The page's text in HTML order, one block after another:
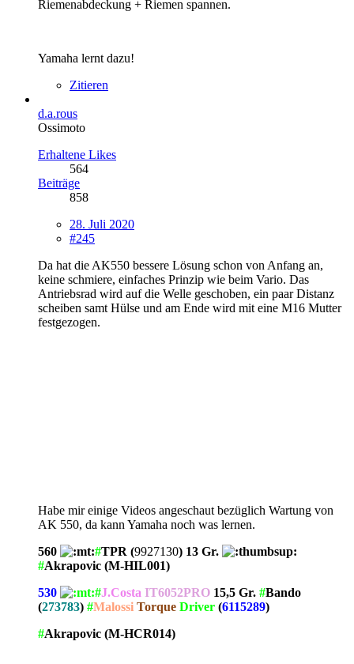
Riemenabdeckung + Riemen spannen.
Yamaha lernt dazu!
Zitieren
d.a.rous
Ossimoto
Erhaltene Likes
564
Beiträge
858
28. Juli 2020
#245
Da hat die AK550 bessere Lösung schon von Anfang an,
keine schmiere, einfaches Prinzip wie beim Vario. Das
Antriebsrad wird auf die Welle geschoben, ein paar Distanz
scheiben samt Hülse und am Ende wird mit eine M16 Mutter
festgezogen.
Habe mir einige Videos angeschaut bezüglich Wartung von
AK 550, da kann Yamaha noch was lernen.
560
#TPR (9927130) 13 Gr.
#Akrapovic (M-HIL001)
530
#J.Costa IT6052PRO 15,5 Gr. #Bando
(273783) #Malossi Torque Driver (6115289)
#Akrapovic (M-HCR014)